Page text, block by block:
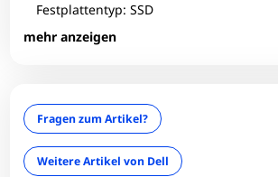
Festplattentyp: SSD
mehr anzeigen
Fingerprint-Reader: Nein
Grafikkarte: UHD Graphics
Grafikkarte 2: Quadro T1000 Mobile
HDMI: 1
Fragen zum Artikel?
Weitere Artikel von Dell